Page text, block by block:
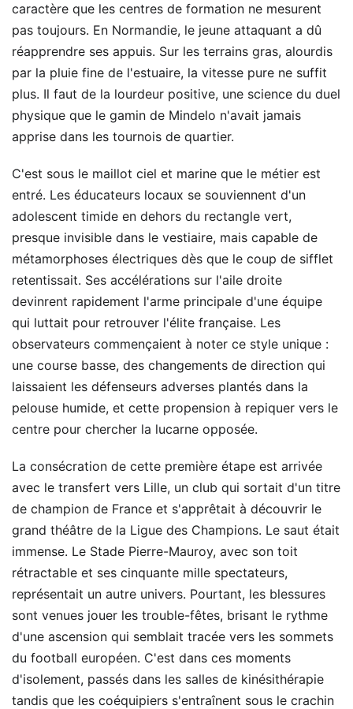
caractère que les centres de formation ne mesurent
pas toujours. En Normandie, le jeune attaquant a dû
réapprendre ses appuis. Sur les terrains gras, alourdis
par la pluie fine de l'estuaire, la vitesse pure ne suffit
plus. Il faut de la lourdeur positive, une science du duel
physique que le gamin de Mindelo n'avait jamais
apprise dans les tournois de quartier.
C'est sous le maillot ciel et marine que le métier est
entré. Les éducateurs locaux se souviennent d'un
adolescent timide en dehors du rectangle vert,
presque invisible dans le vestiaire, mais capable de
métamorphoses électriques dès que le coup de sifflet
retentissait. Ses accélérations sur l'aile droite
devinrent rapidement l'arme principale d'une équipe
qui luttait pour retrouver l'élite française. Les
observateurs commençaient à noter ce style unique :
une course basse, des changements de direction qui
laissaient les défenseurs adverses plantés dans la
pelouse humide, et cette propension à repiquer vers le
centre pour chercher la lucarne opposée.
La consécration de cette première étape est arrivée
avec le transfert vers Lille, un club qui sortait d'un titre
de champion de France et s'apprêtait à découvrir le
grand théâtre de la Ligue des Champions. Le saut était
immense. Le Stade Pierre-Mauroy, avec son toit
rétractable et ses cinquante mille spectateurs,
représentait un autre univers. Pourtant, les blessures
sont venues jouer les trouble-fêtes, brisant le rythme
d'une ascension qui semblait tracée vers les sommets
du football européen. C'est dans ces moments
d'isolement, passés dans les salles de kinésithérapie
tandis que les coéquipiers s'entraînent sous le crachin